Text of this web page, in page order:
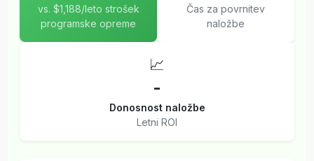
vs. $1,188/leto strošek
programske opreme
Čas za povrnitev
naložbe
📈
-
Donosnost naložbe
Letni ROI